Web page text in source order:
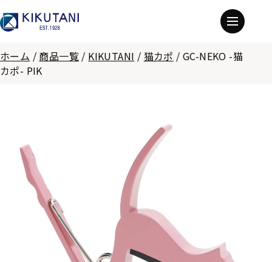
ホーム / 商品一覧 / KIKUTANI / 猫カポ /GC-NEKO -猫
カポ- PIK